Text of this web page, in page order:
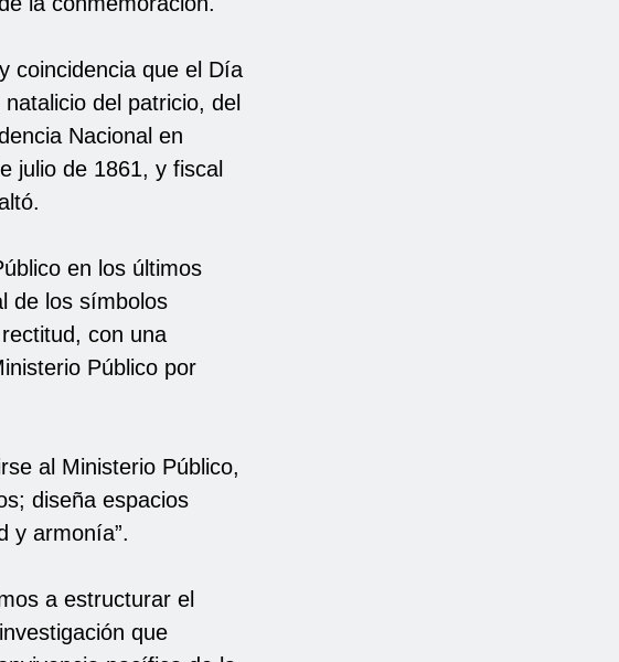
coincidencia que el Día
del patricio, del
Nacional en
julio de 1861, y fiscal
en los últimos
de los símbolos
con una
Público por
al Ministerio Público,
diseña espacios
y armonía”.
a estructurar el
que